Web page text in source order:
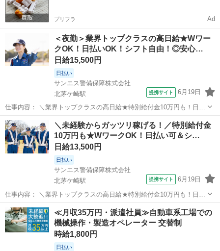
プリフラ Ad
＜夜勤＞業界トップクラスの高日給★Wワー
クOK！日払いOK！シフト自由！◎安心…
日給15,500円
日払い
サンエス警備保障株式会社
北茅ケ崎駅
提携サイト 6月19日
仕事内容： ＼業界トップクラスの高日給★特別給付金10万円も！日払
い可＆シフト自由／ とにかく日給が良い！！高日給で安心・安定の暮
らし♪月収30万円以上も可能！ ▼おシゴトの内容はとってもカンタ
ン！ 歩道や道路での誘導・案...
神奈川 北茅ケ崎駅 警備員
＼未経験からガッツリ稼げる！／特別給付金
10万円も★WワークOK！日払い可＆シ…
日給13,500円
日払い
サンエス警備保障株式会社
北茅ケ崎駅
提携サイト 6月19日
仕事内容： ＼業界トップクラスの高日給★特別給付金10万円も！日払
い可＆シフト自由／ とにかく日給が良い！！高日給で安心・安定の暮
らし♪月収30万円以上も可能！ ▼おシゴトの内容はとってもカンタ
ン！ 歩道や道路での誘導・案...
神奈川 茅ヶ崎市 北茅ケ崎駅 警備員
≪月収35万円・派遣社員≫自動車系工場での
機械操作・製造オペレーター 交替制
時給1,800円
日払い